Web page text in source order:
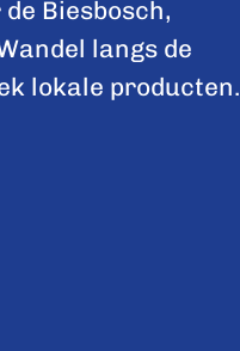
Biesbosch,
langs de
lokale producten.